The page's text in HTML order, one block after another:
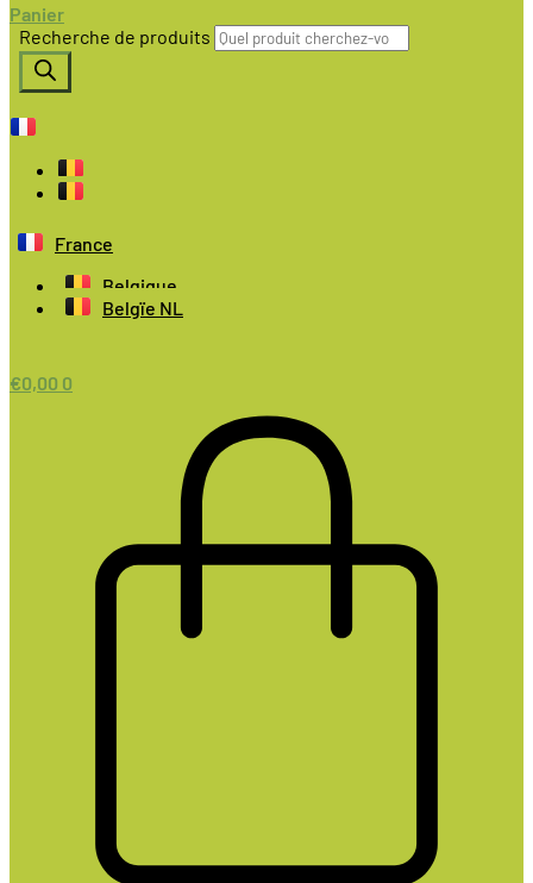
Panier
Recherche de produits
France
Belgique
Belgïe NL
€0,00 0